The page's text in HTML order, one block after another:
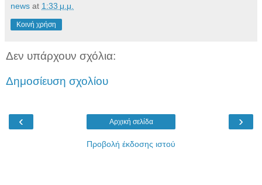
news at 1:33 μ.μ.
Κοινή χρήση
Δεν υπάρχουν σχόλια:
Δημοσίευση σχολίου
‹ ›
Αρχική σελίδα
Προβολή έκδοσης ιστού